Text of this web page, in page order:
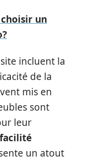
un
incluent la
de la
mis en
sont
leur
facilité
un atout